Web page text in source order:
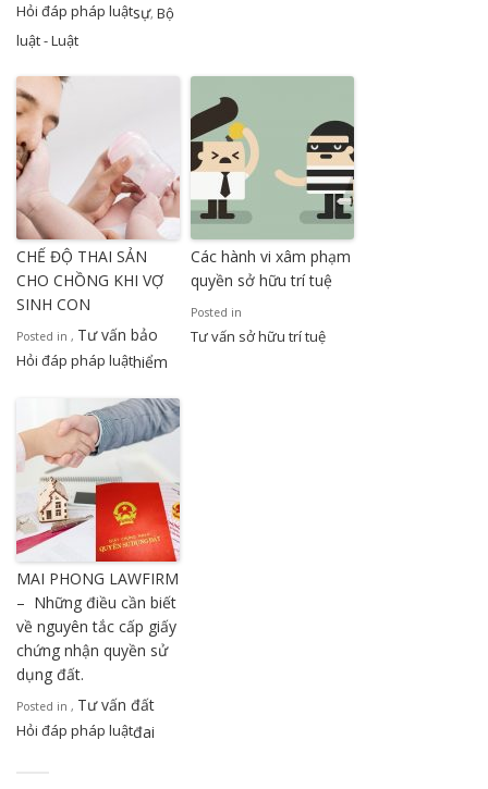
Hỏi đáp pháp luậtsự, Bộ
luật - Luật
CHẾ ĐỘ THAI SẢN
CHO CHỒNG KHI VỢ
SINH CON
Posted in
Hỏi đáp pháp luật
, Tư vấn bảo
hiểm
Các hành vi xâm phạm
quyền sở hữu trí tuệ
Posted in
Tư vấn sở hữu trí tuệ
MAI PHONG LAWFIRM
– Những điều cần biết
về nguyên tắc cấp giấy
chứng nhận quyền sử
dụng đất.
Posted in
Hỏi đáp pháp luật
, Tư vấn đất
đai